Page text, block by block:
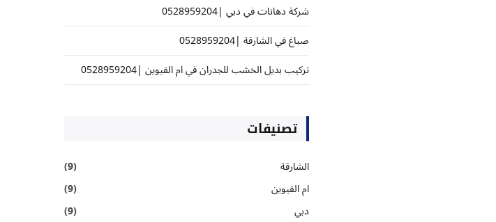
شركة دهانات في دبي |0528959204
صباغ في الشارقة |0528959204
تركيب بديل الخشب للجدران في ام القيوين |0528959204
تصنيفات
الشارقة
(9)
ام القيوين
(9)
دبي
(9)